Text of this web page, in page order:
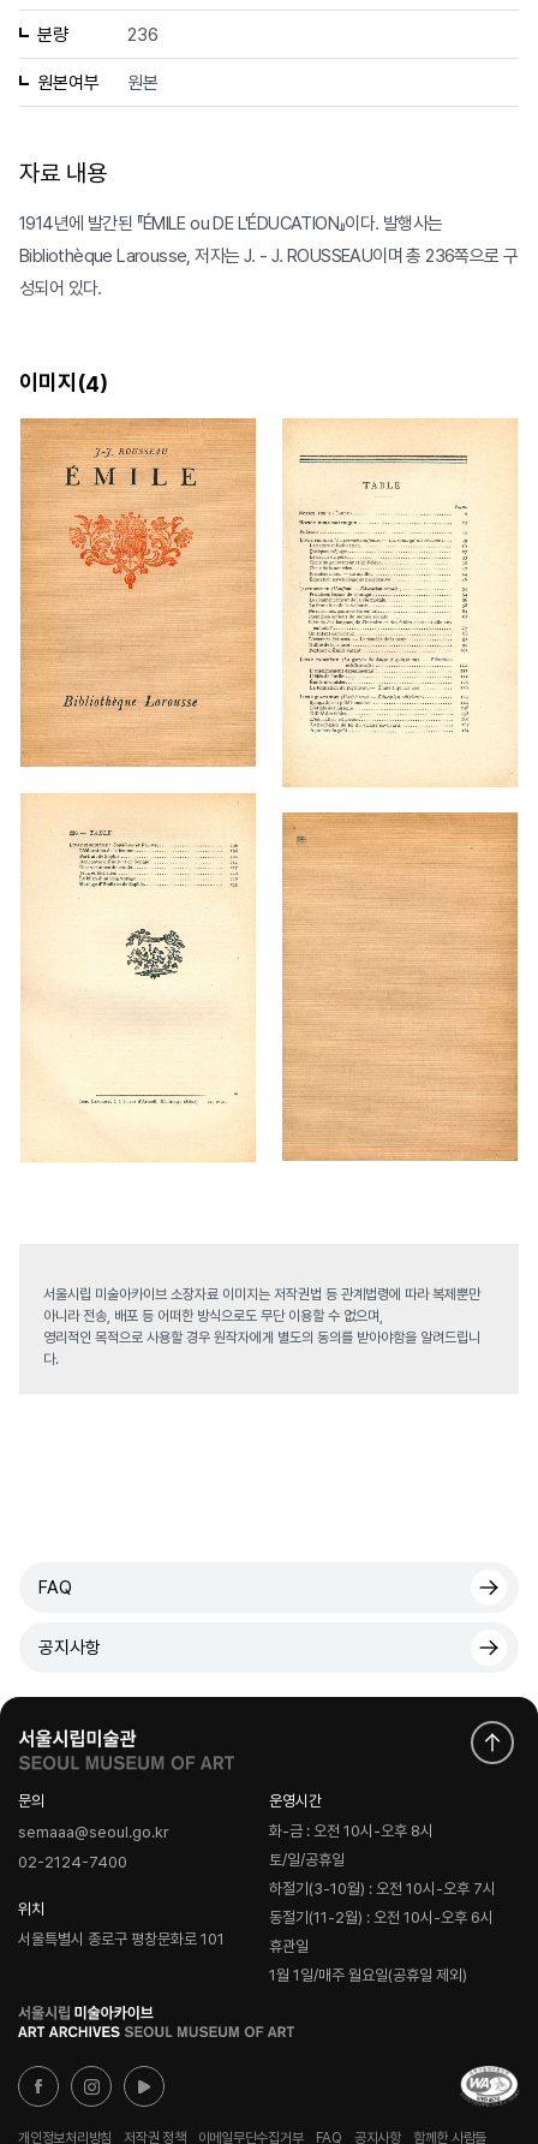
분량 236
원본여부 원본
자료 내용
1914년에 발간된 『ÉMILE ou DE L'ÉDUCATION』이다. 발행사는
Bibliothèque Larousse, 저자는 J. - J. ROUSSEAU이며 총 236쪽으로 구
성되어 있다.
이미지(4)
서울시립 미술아카이브 소장자료 이미지는 저작권법 등 관계법령에 따라 복제뿐만
아니라 전송, 배포 등 어떠한 방식으로도 무단 이용할 수 없으며,
영리적인 목적으로 사용할 경우 원작자에게 별도의 동의를 받아야함을 알려드립니
다.
FAQ
공지사항
문의
semaaa@seoul.go.kr
02-2124-7400
위치
서울특별시 종로구 평창문화로 101
운영시간
화-금 : 오전 10시-오후 8시
토/일/공휴일
하절기(3-10월) : 오전 10시-오후 7시
동절기(11-2월) : 오전 10시-오후 6시
휴관일
1월 1일/매주 월요일(공휴일 제외)
로
고
개인정보처리방침 저작권 정책 이메일무단수집거부 FAQ 공지사항 함께한 사람들